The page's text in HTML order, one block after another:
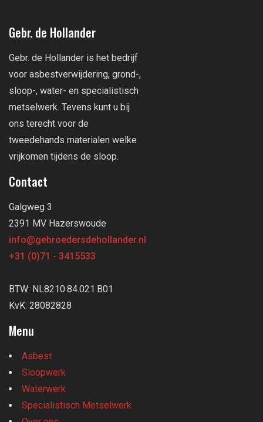
Gebr. de Hollander
Gebr. de Hollander is het bedrijf
voor asbestverwijdering, grond-,
sloop-, water- en specialistisch
metselwerk. Tevens kunt u bij
ons terecht voor de
tweedehands materialen welke
vrijkomen tijdens de sloop.
Contact
Galgweg 3
2391 MV Hazerswoude
info@gebroedersdehollander.nl
+31 (0)71 - 3415533
BTW: NL8210.84.021.B01
KvK: 28082828
Menu
Asbest
Sloopwerk
Waterwerk
Specialistisch Metselwerk